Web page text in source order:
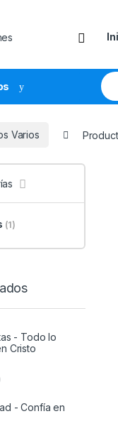
Varios
(1)
- Todo lo
Cristo
- Confía en